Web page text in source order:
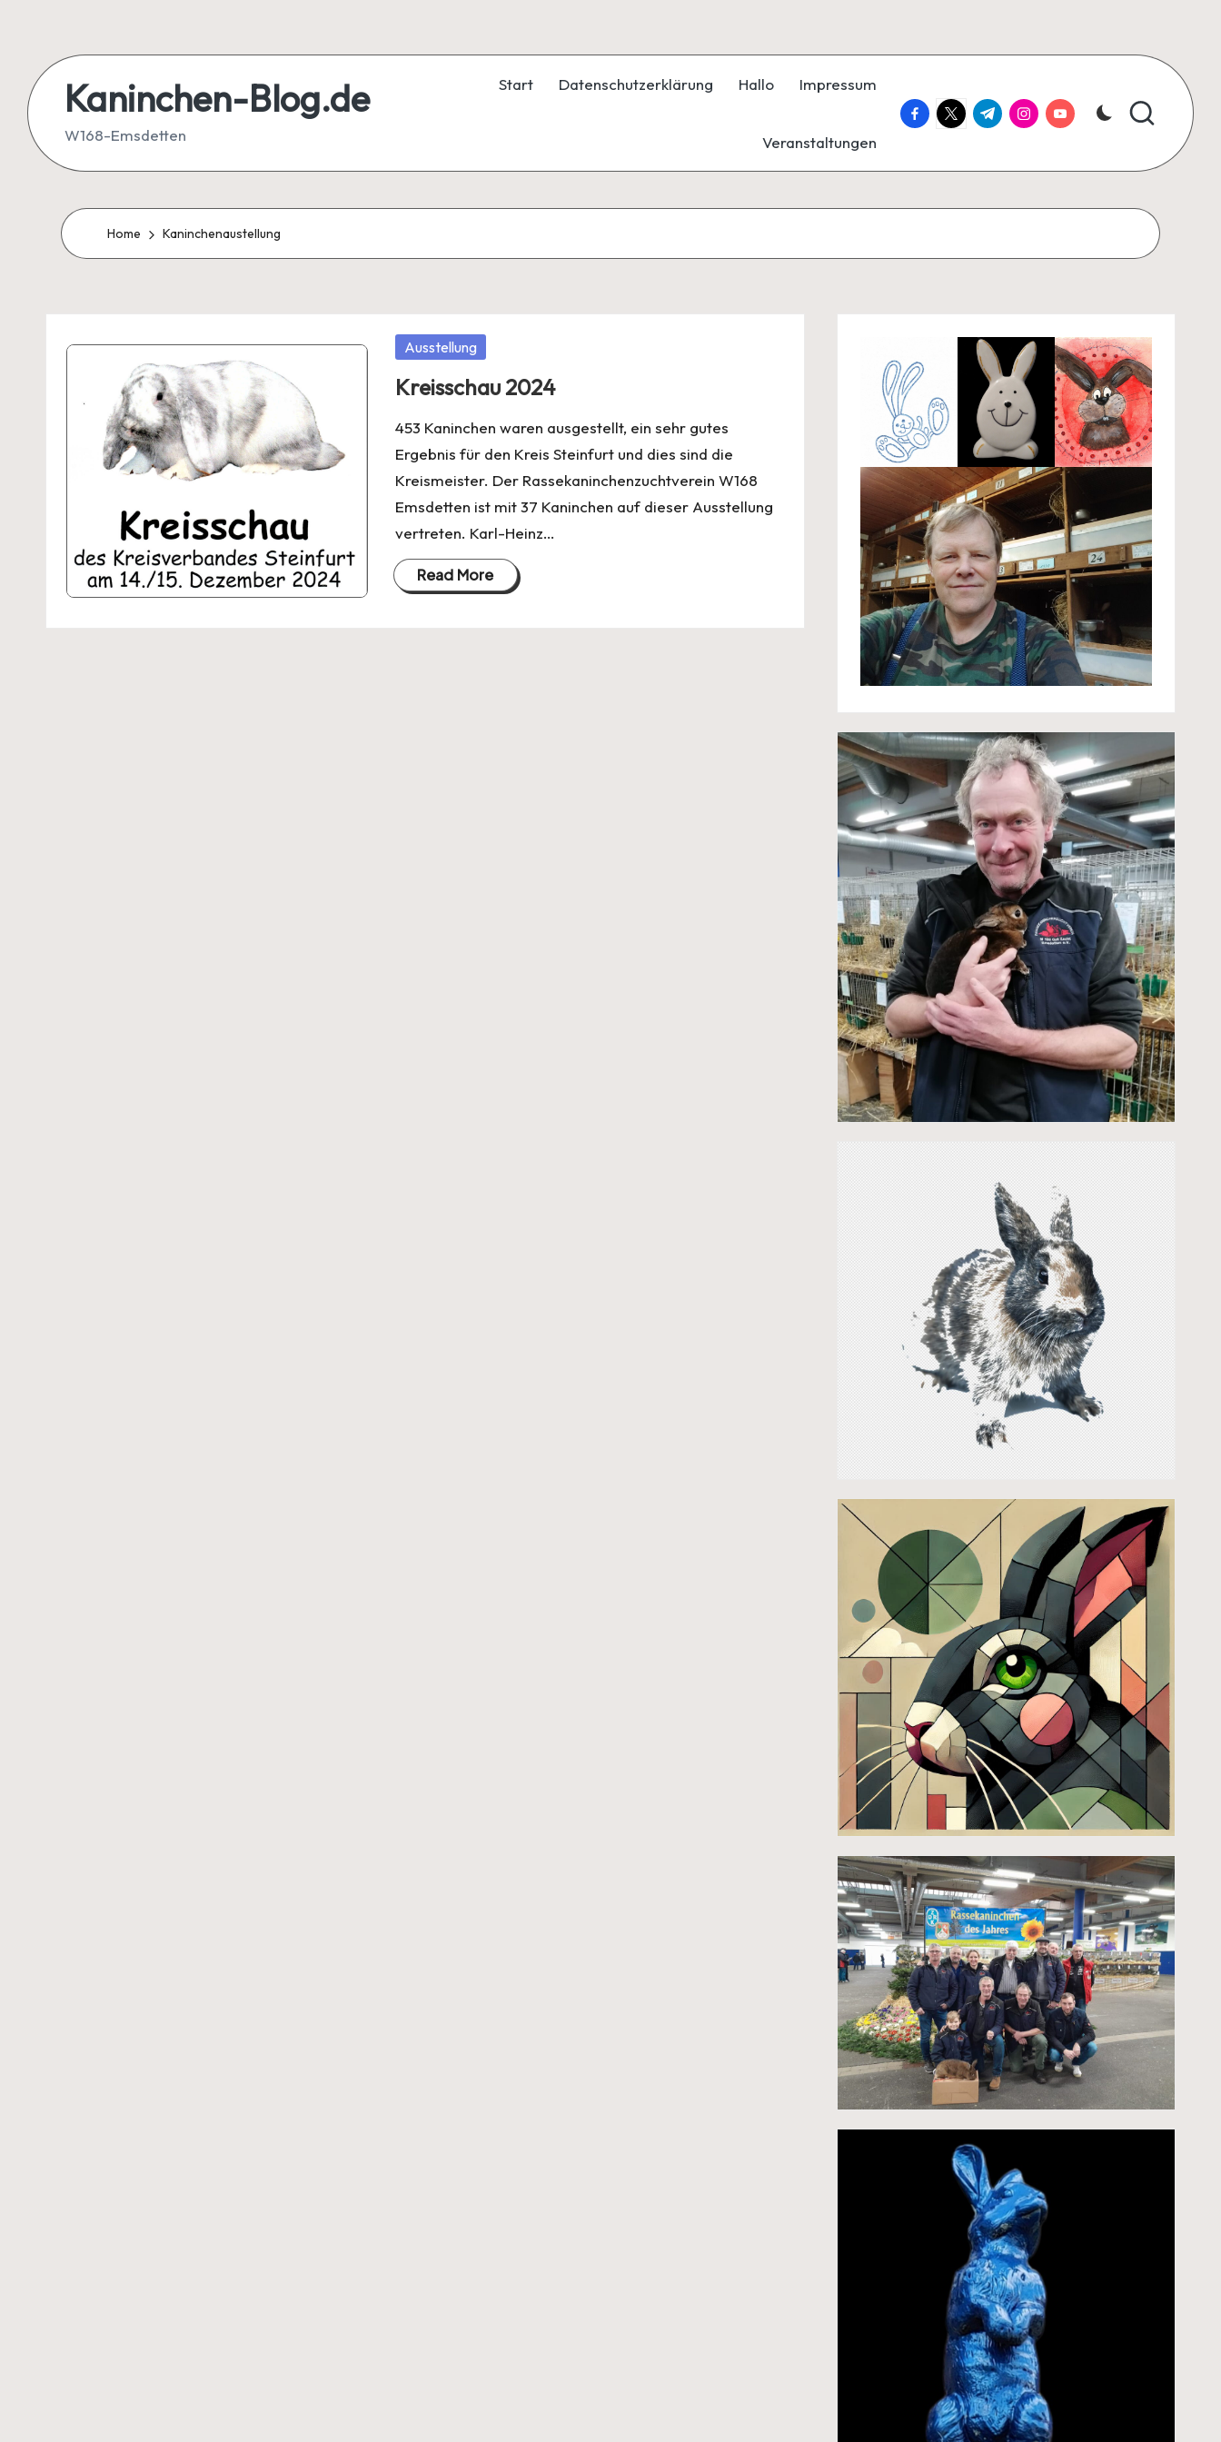
content
Kaninchen-Blog.de
W168-Emsdetten
Start Datenschutzerklärung Hallo Impressum
Veranstaltungen
facebook.com
twitter.com
t.me instagram.com
youtube.com
Home Kaninchenaustellung
Posted
Ausstellung
Kreisschau 2024
453 Kaninchen waren ausgestellt, ein sehr gutes
Ergebnis für den Kreis Steinfurt und dies sind die
Kreismeister. Der Rassekaninchenzuchtverein W168
Emsdetten ist mit 37 Kaninchen auf dieser Ausstellung
vertreten. Karl-Heinz…
Read More